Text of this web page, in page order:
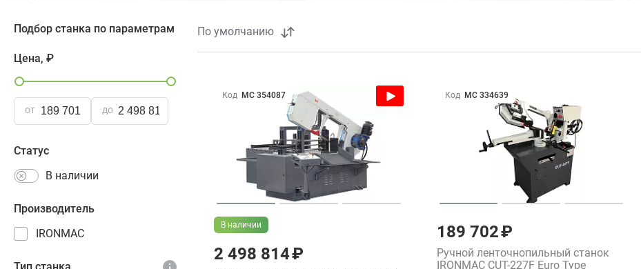
Подбор станка по параметрам
Цена, ₽
от до
Статус
В наличии
Производитель
IRONMAC
По умолчанию
В наличии
2 498 814 ₽
Код МС 354087
189 702 ₽
Ручной ленточнопильный станок
IRONMAC CUT-227F Euro Type
Код МС 334639